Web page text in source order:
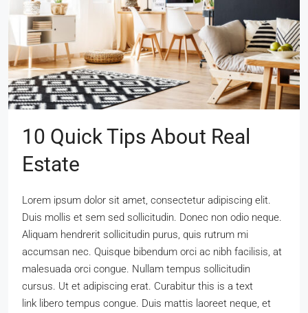
10 Quick Tips About Real
Estate
Lorem ipsum dolor sit amet, consectetur adipiscing elit.
Duis mollis et sem sed sollicitudin. Donec non odio neque.
Aliquam hendrerit sollicitudin purus, quis rutrum mi
accumsan nec. Quisque bibendum orci ac nibh facilisis, at
malesuada orci congue. Nullam tempus sollicitudin
cursus. Ut et adipiscing erat. Curabitur this is a text
link libero tempus congue. Duis mattis laoreet neque, et